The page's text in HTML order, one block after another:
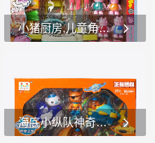
浅蓝色连衣裙的玩偶，裙子
上有闪亮的装饰，给人一种
冰雪般的感觉。玩偶有着蓝
小猪厨房,儿童角色扮演厨房玩具 小猪佩奇
上的儿童。1.主题和设计： -
该玩具套装以可爱的小猪为
主题，整体设计充满了童趣
和色彩。包装上有几只穿着
海底小纵队神奇之旅探险套装正版授权海底小纵队玩具